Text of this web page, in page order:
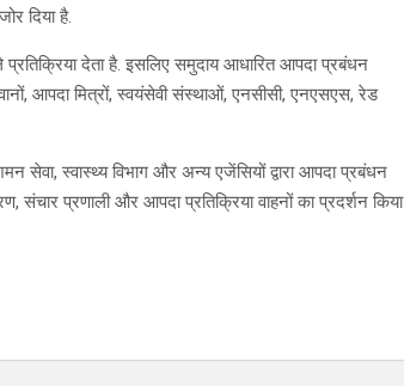
दिया है.
देता है. इसलिए समुदाय आधारित आपदा प्रबंधन
आपदा मित्रों, स्वयंसेवी संस्थाओं, एनसीसी, एनएसएस, रेड
स्वास्थ्य विभाग और अन्य एजेंसियों द्वारा आपदा प्रबंधन
प्रणाली और आपदा प्रतिक्रिया वाहनों का प्रदर्शन किया